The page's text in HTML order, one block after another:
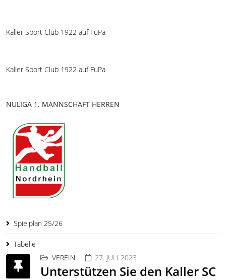
Kaller Sport Club 1922 auf FuPa
Kaller Sport Club 1922 auf FuPa
NULIGA 1. MANNSCHAFT HERREN
Spielplan 25/26
Tabelle
VEREIN
27. JULI 2023
Unterstützen Sie den Kaller SC